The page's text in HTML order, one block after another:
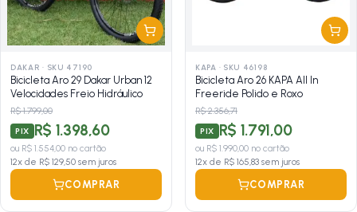
DAKAR · SKU 47190
Bicicleta Aro 29 Dakar Urban 12
Velocidades Freio Hidráulico
R$ 1.799,00
PIX R$ 1.398,60
ou R$ 1.554,00 no cartão
12x de R$ 129,50 sem juros
COMPRAR
KAPA · SKU 46198
Bicicleta Aro 26 KAPA All In
Freeride Polido e Roxo
R$ 2.356,71
PIX R$ 1.791,00
ou R$ 1.990,00 no cartão
12x de R$ 165,83 sem juros
COMPRAR